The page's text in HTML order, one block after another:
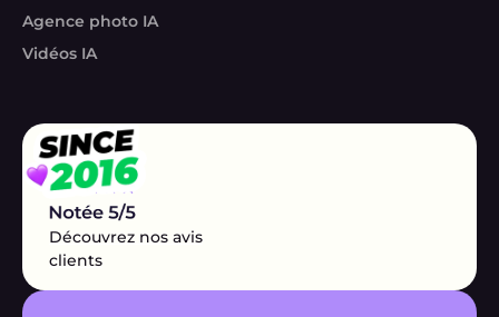
Agence photo IA
Vidéos IA
Découvrez nos avis
clients